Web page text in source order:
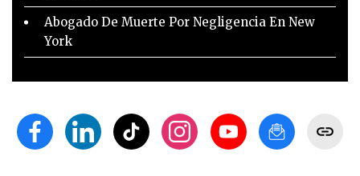
Abogado De Muerte Por Negligencia En New
York